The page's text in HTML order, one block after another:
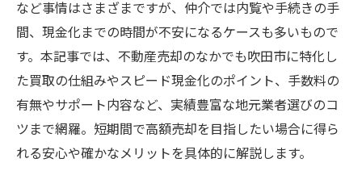
など事情はさまざまですが、仲介では内覧や手続きの手
間、現金化までの時間が不安になるケースも多いもので
す。本記事では、不動産売却のなかでも吹田市に特化し
た買取の仕組みやスピード現金化のポイント、手数料の
有無やサポート内容など、実績豊富な地元業者選びのコ
ツまで網羅。短期間で高額売却を目指したい場合に得ら
れる安心や確かなメリットを具体的に解説します。